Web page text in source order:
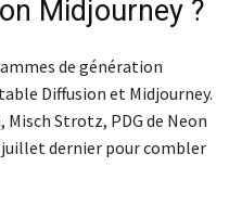
Midjourney ?
de génération
Diffusion et Midjourney.
Strotz, PDG de Neon
dernier pour combler